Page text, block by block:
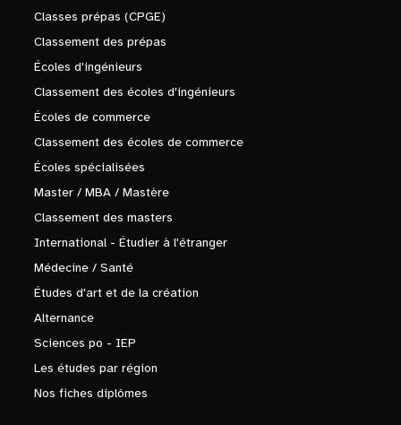
Classes prépas (CPGE)
Classement des prépas
Écoles d'ingénieurs
Classement des écoles d'ingénieurs
Écoles de commerce
Classement des écoles de commerce
Écoles spécialisées
Master / MBA / Mastère
Classement des masters
International - Étudier à l'étranger
Médecine / Santé
Études d'art et de la création
Alternance
Sciences po - IEP
Les études par région
Nos fiches diplômes